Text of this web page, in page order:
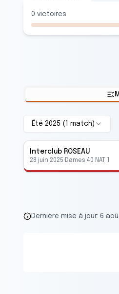
0 victoires
Été 2025 ( match )
Interclub ROSEAU
28 juin 2025· Dames 40 NAT 1
Dernière mise à jour: 6